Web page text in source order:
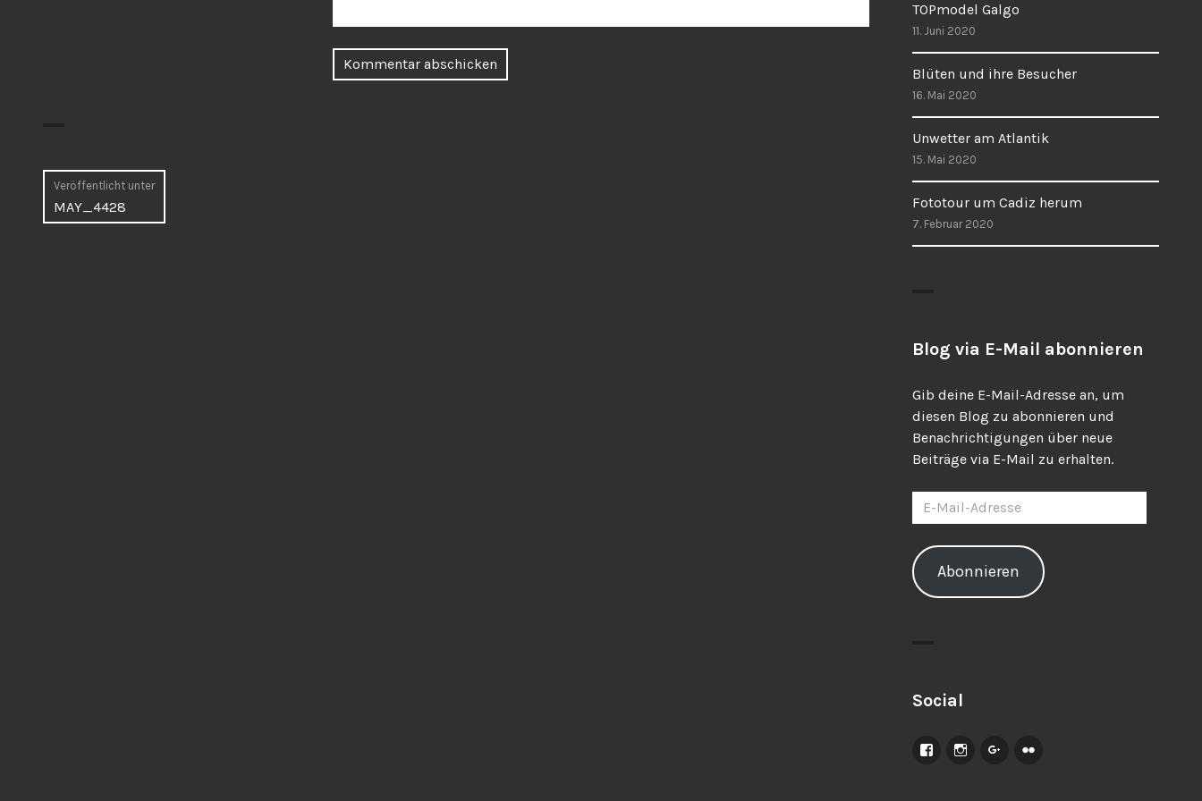
Beitragsnavigation
Veröffentlicht unter
MAY_4428
TOPmodel Galgo
11. Juni 2020
Blüten und ihre Besucher
16. Mai 2020
Unwetter am Atlantik
15. Mai 2020
Fototour um Cadiz herum
7. Februar 2020
Blog via E-Mail abonnieren
Gib deine E-Mail-Adresse an, um
diesen Blog zu abonnieren und
Benachrichtigungen über neue
Beiträge via E-Mail zu erhalten.
Mail-
Adresse
Abonnieren
Social
FacebookInstagramGoogle+